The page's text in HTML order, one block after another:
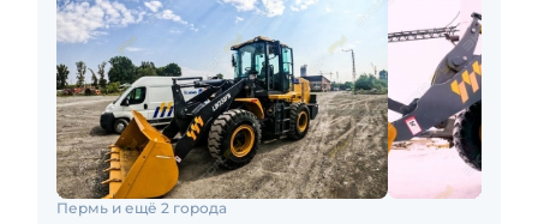
Пермь и ещё 2 города